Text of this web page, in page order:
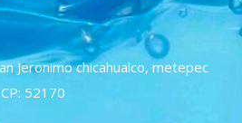
Jeronimo chicahualco, metepec
52170